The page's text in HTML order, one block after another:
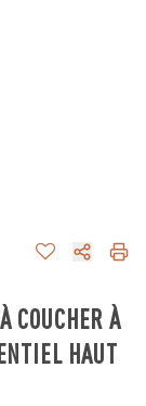
COUCHER À
HAUT